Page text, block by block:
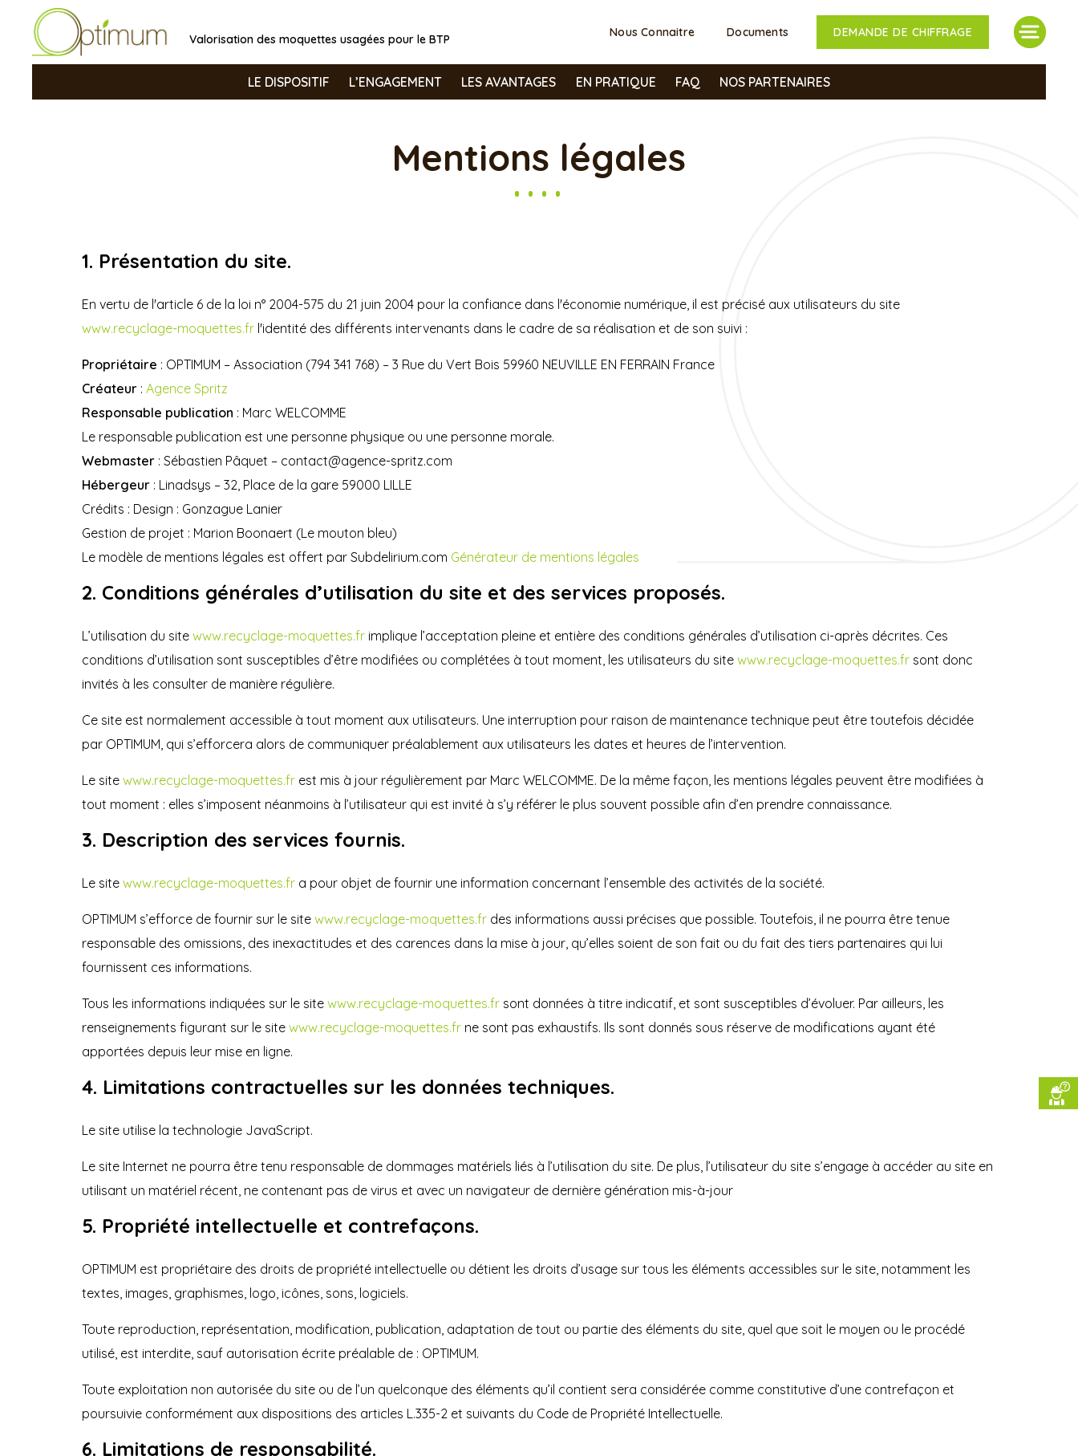
Valorisation des moquettes usagées pour le BTP
Nous Connaitre Documents DEMANDE DE CHIFFRAGE
LE DISPOSITIF L’ENGAGEMENT LES AVANTAGES EN PRATIQUE FAQ NOS PARTENAIRES
Mentions légales
1. Présentation du site.
En vertu de l'article 6 de la loi n° 2004-575 du 21 juin 2004 pour la confiance dans l'économie numérique, il est précisé aux utilisateurs du site
www.recyclage-moquettes.fr l'identité des différents intervenants dans le cadre de sa réalisation et de son suivi :
Propriétaire : OPTIMUM – Association (794 341 768) – 3 Rue du Vert Bois 59960 NEUVILLE EN FERRAIN France
Créateur : Agence Spritz
Responsable publication : Marc WELCOMME
Le responsable publication est une personne physique ou une personne morale.
Webmaster : Sébastien Pâquet – contact@agence-spritz.com
Hébergeur : Linadsys – 32, Place de la gare 59000 LILLE
Crédits : Design : Gonzague Lanier
Gestion de projet : Marion Boonaert (Le mouton bleu)
Le modèle de mentions légales est offert par Subdelirium.com Générateur de mentions légales
2. Conditions générales d’utilisation du site et des services proposés.
L’utilisation du site www.recyclage-moquettes.fr implique l’acceptation pleine et entière des conditions générales d’utilisation ci-après décrites. Ces
conditions d’utilisation sont susceptibles d’être modifiées ou complétées à tout moment, les utilisateurs du site www.recyclage-moquettes.fr sont donc
invités à les consulter de manière régulière.
Ce site est normalement accessible à tout moment aux utilisateurs. Une interruption pour raison de maintenance technique peut être toutefois décidée
par OPTIMUM, qui s’efforcera alors de communiquer préalablement aux utilisateurs les dates et heures de l’intervention.
Le site www.recyclage-moquettes.fr est mis à jour régulièrement par Marc WELCOMME. De la même façon, les mentions légales peuvent être modifiées à
tout moment : elles s’imposent néanmoins à l’utilisateur qui est invité à s’y référer le plus souvent possible afin d’en prendre connaissance.
3. Description des services fournis.
Le site www.recyclage-moquettes.fr a pour objet de fournir une information concernant l’ensemble des activités de la société.
OPTIMUM s’efforce de fournir sur le site www.recyclage-moquettes.fr des informations aussi précises que possible. Toutefois, il ne pourra être tenue
responsable des omissions, des inexactitudes et des carences dans la mise à jour, qu’elles soient de son fait ou du fait des tiers partenaires qui lui
fournissent ces informations.
Tous les informations indiquées sur le site www.recyclage-moquettes.fr sont données à titre indicatif, et sont susceptibles d’évoluer. Par ailleurs, les
renseignements figurant sur le site www.recyclage-moquettes.fr ne sont pas exhaustifs. Ils sont donnés sous réserve de modifications ayant été
apportées depuis leur mise en ligne.
4. Limitations contractuelles sur les données techniques.
Le site utilise la technologie JavaScript.
Le site Internet ne pourra être tenu responsable de dommages matériels liés à l’utilisation du site. De plus, l’utilisateur du site s’engage à accéder au site en
utilisant un matériel récent, ne contenant pas de virus et avec un navigateur de dernière génération mis-à-jour
5. Propriété intellectuelle et contrefaçons.
OPTIMUM est propriétaire des droits de propriété intellectuelle ou détient les droits d’usage sur tous les éléments accessibles sur le site, notamment les
textes, images, graphismes, logo, icônes, sons, logiciels.
Toute reproduction, représentation, modification, publication, adaptation de tout ou partie des éléments du site, quel que soit le moyen ou le procédé
utilisé, est interdite, sauf autorisation écrite préalable de : OPTIMUM.
Toute exploitation non autorisée du site ou de l’un quelconque des éléments qu’il contient sera considérée comme constitutive d’une contrefaçon et
poursuivie conformément aux dispositions des articles L.335-2 et suivants du Code de Propriété Intellectuelle.
6. Limitations de responsabilité.